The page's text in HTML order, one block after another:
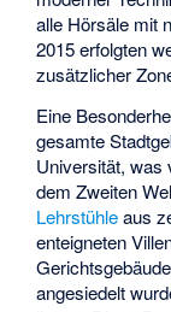
alle Hörsäle mit
2015 erfolgten
zusätzlicher
Eine
gesamte
Universität, was
dem Zweiten
Lehrstühleaus
enteigneten
angesiedelt